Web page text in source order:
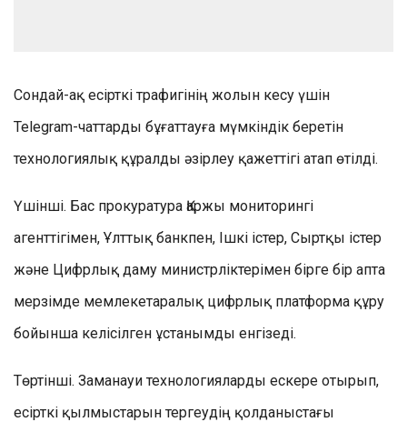
Сондай-ақ есірткі трафигінің жолын кесу үшін
Telegram-чаттарды бұғаттауға мүмкіндік беретін
технологиялық құралды әзірлеу қажеттігі атап өтілді.
Үшінші. Бас прокуратура Қаржы мониторингі
агенттігімен, Ұлттық банкпен, Ішкі істер, Сыртқы істер
және Цифрлық даму министрліктерімен бірге бір апта
мерзімде мемлекетаралық цифрлық платформа құру
бойынша келісілген ұстанымды енгізеді.
Төртінші. Заманауи технологияларды ескере отырып,
есірткі қылмыстарын тергеудің қолданыстағы